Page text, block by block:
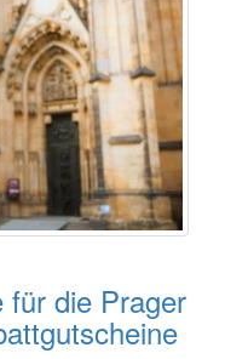
die Prager